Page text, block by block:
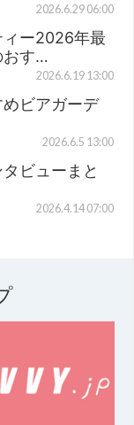
2026.6.29 06:00
ー2026年最
おす…
2026.6.19 13:00
ビアガーデ
2026.6.5 13:00
タビューまと
2026.4.14 07:00